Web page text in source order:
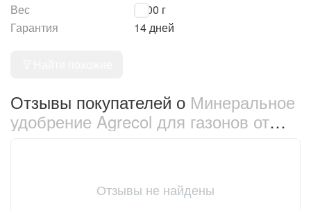
Вес
1000 г
Гарантия
14 дней
Отзывы покупателей о Минеральное
удобрение Agrecol для газонов от
Отзывы не найдены